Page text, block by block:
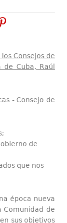
Consejos de
Cuba, Raúl
- Consejo de
de
que nos
época nueva
Comunidad de
sus objetivos